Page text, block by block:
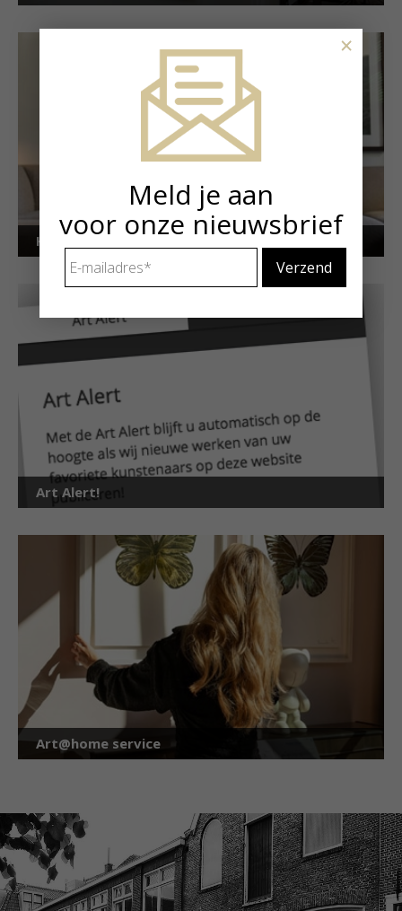
Kunstuitleen voor particulieren
Art Alert!
Art@home service
Meld je aan
voor onze nieuwsbrief
mailadres *
×